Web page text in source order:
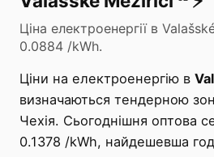
Ціна електроенергії в
0.0884 /kWh.
Ціни на електроенергію в
визначаються тендерною
Чехія. Сьогоднішня оптова
0.1378 /kWh, найдешевша